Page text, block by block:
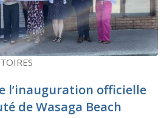
l’inauguration officielle
de Wasaga Beach